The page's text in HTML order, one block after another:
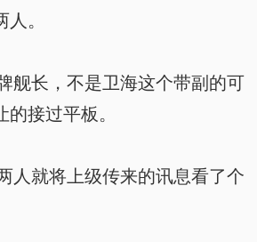
。
长，不是卫海这个带副的可
接过平板。
就将上级传来的讯息看了个